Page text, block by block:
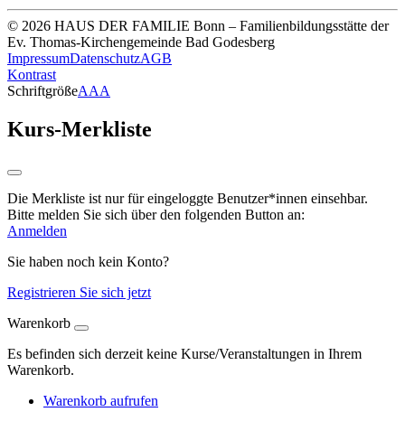
© 2026 HAUS DER FAMILIE Bonn – Familienbildungsstätte der
Ev. Thomas-Kirchengemeinde Bad Godesberg
ImpressumDatenschutzAGB
Kontrast
SchriftgrößeAAA
Kurs-Merkliste
Die Merkliste ist nur für eingeloggte Benutzer*innen einsehbar.
Bitte melden Sie sich über den folgenden Button an:
Anmelden
Sie haben noch kein Konto?
Registrieren Sie sich jetzt
Warenkorb
Es befinden sich derzeit keine Kurse/Veranstaltungen in Ihrem
Warenkorb.
Warenkorb aufrufen